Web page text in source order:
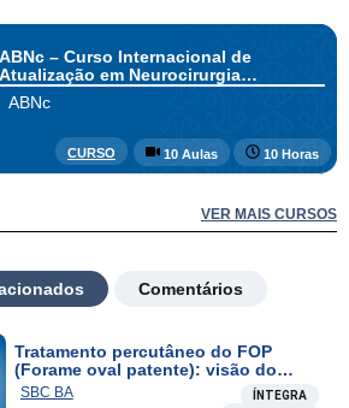
ABNc – Curso Internacional de
Atualização em Neurocirurgia
Pediátrica
ABNc
CURSO 10 Aulas 10 Horas
VER MAIS CURSOS
Comentários
Tratamento percutâneo do FOP
(Forame oval patente): visão do
cardiologista e do neurologista
SBC BA ÍNTEGRA